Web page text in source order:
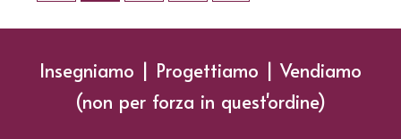
Insegniamo | Progettiamo | Vendiamo
(non per forza in quest'ordine)